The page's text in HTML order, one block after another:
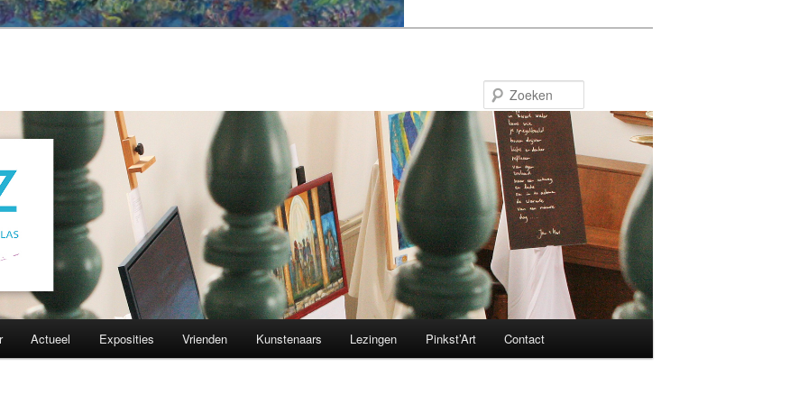
Actueel Exposities Vrienden Kunstenaars Lezingen Pinkst’Art Contact